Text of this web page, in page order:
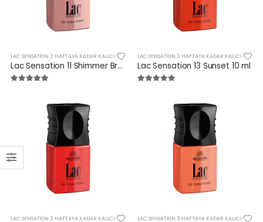
LAC SENSATION 3 HAFTAYA KADAR KALICI
Lac Sensation 11 Shimmer Bronze 10 ml
LAC SENSATION 3 HAFTAYA KADAR KALICI
Lac Sensation 13 Sunset 10 ml
LAC SENSATION 3 HAFTAYA KADAR KALICI LAC SENSATION 3 HAFTAYA KADAR KALICI